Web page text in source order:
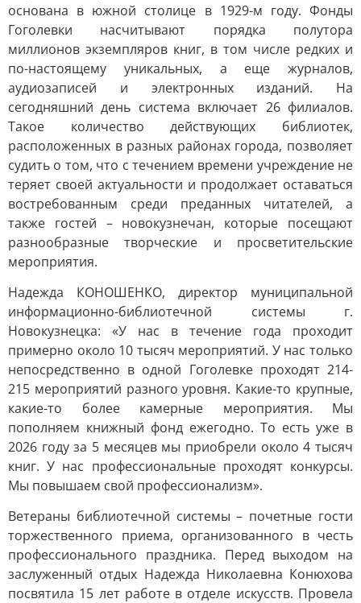
основана в южной столице в 1929-м году. Фонды
Гоголевки насчитывают порядка полутора
миллионов экземпляров книг, в том числе редких и
по-настоящему уникальных, а еще журналов,
аудиозаписей и электронных изданий. На
сегодняшний день система включает 26 филиалов.
Такое количество действующих библиотек,
расположенных в разных районах города, позволяет
судить о том, что с течением времени учреждение не
теряет своей актуальности и продолжает оставаться
востребованным среди преданных читателей, а
также гостей – новокузнечан, которые посещают
разнообразные творческие и просветительские
мероприятия.
Надежда КОНОШЕНКО, директор муниципальной
информационно-библиотечной системы г.
Новокузнецка: «У нас в течение года проходит
примерно около 10 тысяч мероприятий. У нас только
непосредственно в одной Гоголевке проходят 214-
215 мероприятий разного уровня. Какие-то крупные,
какие-то более камерные мероприятия. Мы
пополняем книжный фонд ежегодно. То есть уже в
2026 году за 5 месяцев мы приобрели около 4 тысяч
книг. У нас профессиональные проходят конкурсы.
Мы повышаем свой профессионализм».
Ветераны библиотечной системы – почетные гости
торжественного приема, организованного в честь
профессионального праздника. Перед выходом на
заслуженный отдых Надежда Николаевна Конюхова
посвятила 15 лет работе в отделе искусств. Провела